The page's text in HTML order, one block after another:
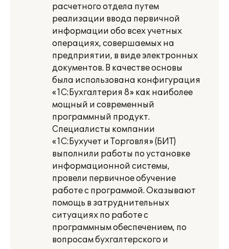
расчетного отдела путем
реализации ввода первичной
информации обо всех учетных
операциях, совершаемых на
предприятии, в виде электронных
документов. В качестве основы
была использована конфигурация
«1С:Бухгалтерия 8» как наиболее
мощный и современный
программный продукт.
Специалисты компании
«1С:Бухучет и Торговля» (БИТ)
выполнили работы по установке
информационной системы,
провели первичное обучение
работе с программой. Оказывают
помощь в затруднительных
ситуациях по работе с
программным обеспечением, по
вопросам бухгалтерского и